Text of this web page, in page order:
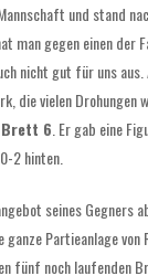
und stand
man gegen einen der
nicht gut für uns aus.
die vielen Drohungen
Brett 6 . Er gab eine
2 hinten.
seines Gegners
Partieanlage
fünf noch laufenden